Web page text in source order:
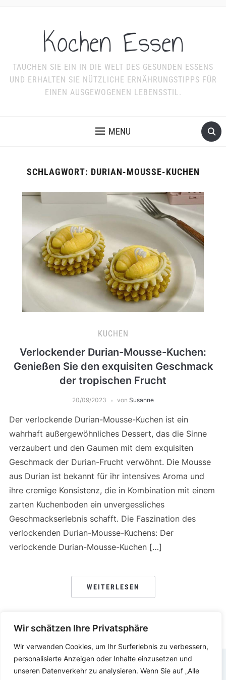
Wir schätzen Ihre Privatsphäre
Wir verwenden Cookies, um Ihr Surferlebnis zu verbessern,
personalisierte Anzeigen oder Inhalte einzusetzen und
unseren Datenverkehr zu analysieren. Wenn Sie auf „Alle
Kochen Essen
TAUCHEN SIE EIN IN DIE WELT DES GESUNDEN ESSENS
UND ERHALTEN SIE NÜTZLICHE ERNÄHRUNGSTIPPS FÜR
EINEN AUSGEWOGENEN LEBENSSTIL.
MENU
SCHLAGWORT: DURIAN-MOUSSE-KUCHEN
KUCHEN
Verlockender Durian-Mousse-Kuchen:
Genießen Sie den exquisiten Geschmack
der tropischen Frucht
20/09/2023 von Susanne
Der verlockende Durian-Mousse-Kuchen ist ein
wahrhaft außergewöhnliches Dessert, das die Sinne
verzaubert und den Gaumen mit dem exquisiten
Geschmack der Durian-Frucht verwöhnt. Die Mousse
aus Durian ist bekannt für ihr intensives Aroma und
ihre cremige Konsistenz, die in Kombination mit einem
zarten Kuchenboden ein unvergessliches
Geschmackserlebnis schafft. Die Faszination des
verlockenden Durian-Mousse-Kuchens: Der
verlockende Durian-Mousse-Kuchen […]
WEITERLESEN
DATENSCHUTZERKLÄRUNG IMPRESSUM